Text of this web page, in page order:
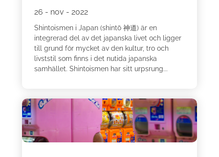
26 - nov - 2022
Shintoismen i Japan (shintō 神道) är en
integrerad del av det japanska livet och ligger
till grund för mycket av den kultur, tro och
livststil som finns i det nutida japanska
samhället. Shintoismen har sitt urpsrung...